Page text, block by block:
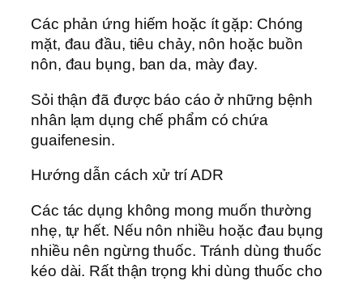
Các phản ứng hiếm hoặc ít gặp: Chóng
mặt, đau đầu, tiêu chảy, nôn hoặc buồn
nôn, đau bụng, ban da, mày đay.
Sỏi thận đã được báo cáo ở những bệnh
nhân lạm dụng chế phẩm có chứa
guaifenesin.
Hướng dẫn cách xử trí ADR
Các tác dụng không mong muốn thường
nhẹ, tự hết. Nếu nôn nhiều hoặc đau bụng
nhiều nên ngừng thuốc. Tránh dùng thuốc
kéo dài. Rất thận trọng khi dùng thuốc cho